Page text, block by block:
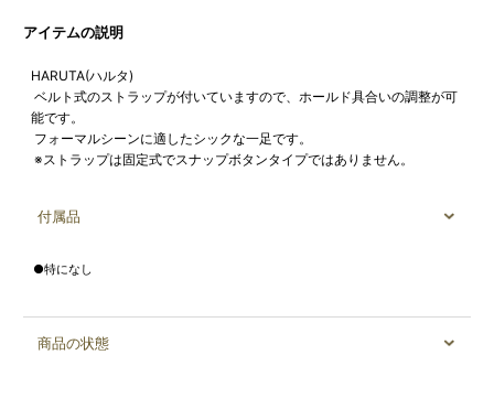
アイテムの説明
HARUTA(ハルタ)
ベルト式のストラップが付いていますので、ホールド具合いの調整が可
能です。
フォーマルシーンに適したシックな一足です。
※ストラップは固定式でスナップボタンタイプではありません。
付属品
●特になし
商品の状態